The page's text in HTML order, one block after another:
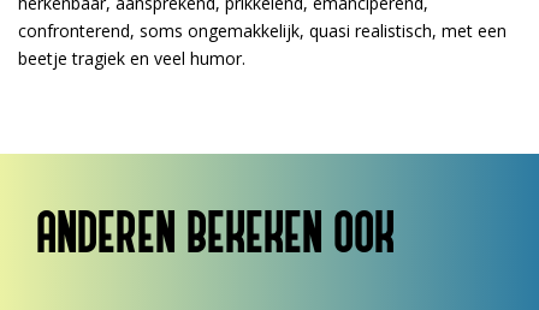
confronterend, soms ongemakkelijk, quasi realistisch, met een
beetje tragiek en veel humor.
ANDEREN BEKEKEN OOK